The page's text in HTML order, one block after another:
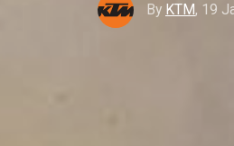
By KTM, 19